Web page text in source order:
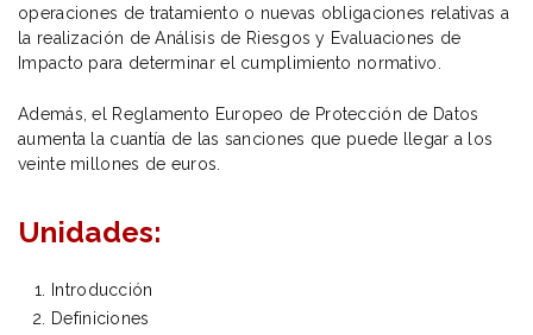
operaciones de tratamiento o nuevas obligaciones relativas a
la realización de Análisis de Riesgos y Evaluaciones de
Impacto para determinar el cumplimiento normativo.
Además, el Reglamento Europeo de Protección de Datos
aumenta la cuantía de las sanciones que puede llegar a los
veinte millones de euros.
Unidades:
Introducción
Definiciones